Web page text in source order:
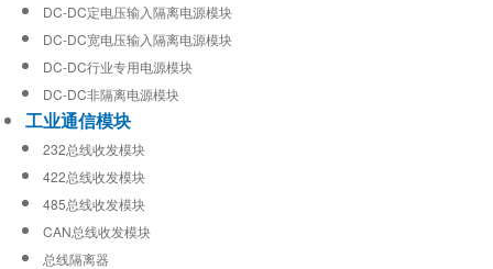
DC-DC定电压输入隔离电源模块
DC-DC宽电压输入隔离电源模块
DC-DC行业专用电源模块
DC-DC非隔离电源模块
工业通信模块
232总线收发模块
422总线收发模块
485总线收发模块
CAN总线收发模块
总线隔离器